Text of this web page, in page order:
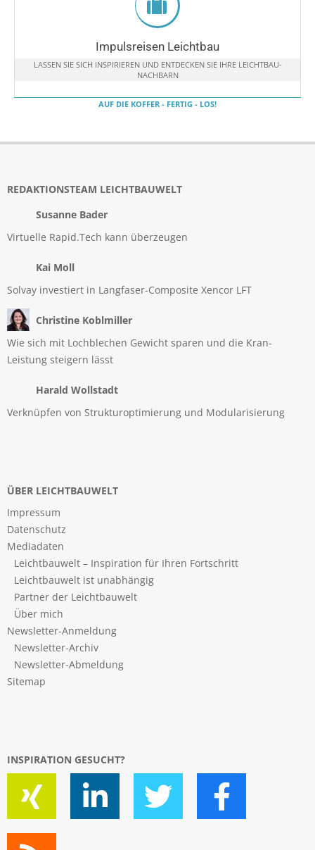
Impulsreisen Leichtbau
LASSEN SIE SICH INSPIRIEREN UND ENTDECKEN SIE IHRE LEICHTBAU-
NACHBARN
AUF DIE KOFFER - FERTIG - LOS!
REDAKTIONSTEAM LEICHTBAUWELT
Susanne Bader
Virtuelle Rapid.Tech kann überzeugen
Kai Moll
Solvay investiert in Langfaser-Composite Xencor LFT
Christine Koblmiller
Wie sich mit Lochblechen Gewicht sparen und die Kran-
Leistung steigern lässt
Harald Wollstadt
Verknüpfen von Strukturoptimierung und Modularisierung
ÜBER LEICHTBAUWELT
Impressum
Datenschutz
Mediadaten
Leichtbauwelt – Inspiration für Ihren Fortschritt
Leichtbauwelt ist unabhängig
Partner der Leichtbauwelt
Über mich
Newsletter-Anmeldung
Newsletter-Archiv
Newsletter-Abmeldung
Sitemap
INSPIRATION GESUCHT?